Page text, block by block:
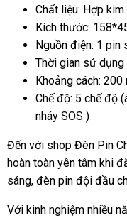
Chất liệu: Hợp
Kích thước:
Nguồn điện: 1 pin
Thời gian sử dụng
Khoảng cách: 200
Chế độ: 5 chế độ
nháy SOS )
Đến với shop Đèn Pin
hoàn toàn yên tâm khi
sáng, đèn pin đội đầu
Với kinh nghiệm nhiều